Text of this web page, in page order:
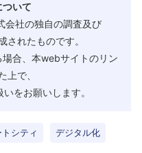
ついて
会社の独自の調査及び
されたものです。
合、本webサイトのリン
上で、
をお願いします。
シティ デジタル化